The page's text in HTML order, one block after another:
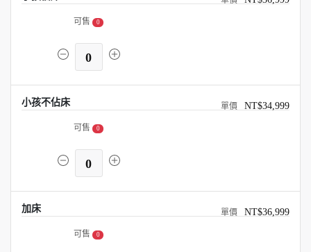
可售 0
0
小孩不佔床 NT$34,999
可售 0
0
加床 NT$36,999
可售 0